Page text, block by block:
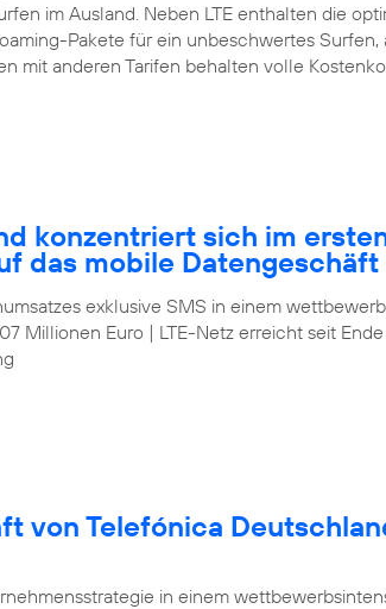
im Ausland. Neben LTE enthalten die
Pakete für ein unbeschwertes Surfen,
mit anderen Tarifen behalten volle
konzentriert sich im
das mobile Datengeschäft
exklusive SMS in einem
Millionen Euro | LTE-Netz erreicht seit
von Telefónica
in einem